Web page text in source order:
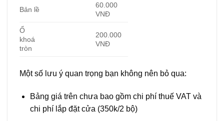
Bản lề
60.000
VNĐ
Ổ
khoá
tròn
200.000
VNĐ
Một số lưu ý quan trọng bạn không nên bỏ qua:
Bảng giá trên chưa bao gồm chi phí thuế VAT và
chi phí lắp đặt cửa (350k/2 bộ)